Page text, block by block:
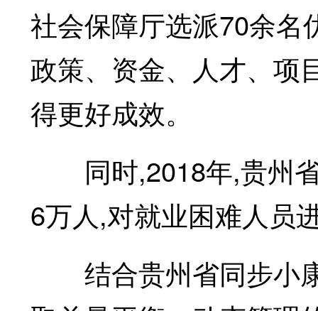
社会保障厅选派70余名
政策、资金、人才、项
得更好成效。
同时,2018年,贵州省
6万人,对就业困难人员
结合贵州省同步小